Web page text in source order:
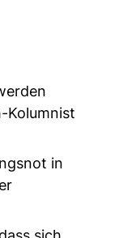
Kolumnist
in